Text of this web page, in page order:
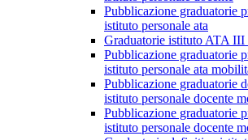
Pubblicazione graduatorie
istituto personale ata
Graduatorie istituto ATA III
Pubblicazione graduatorie
istituto personale ata
Pubblicazione graduatorie
istituto personale docente
Pubblicazione graduatorie
istituto personale docente